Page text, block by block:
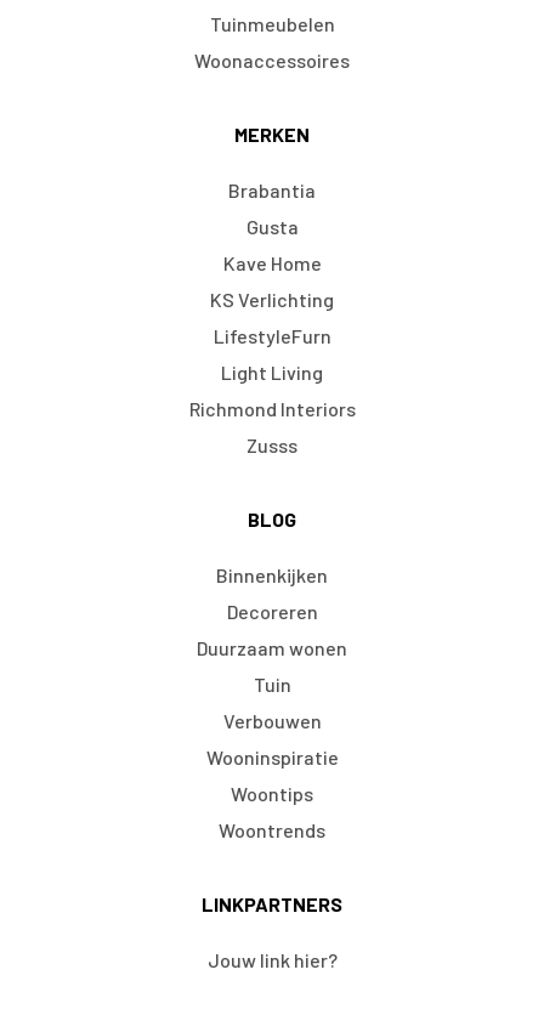
Tuinmeubelen
Woonaccessoires
MERKEN
Brabantia
Gusta
Kave Home
KS Verlichting
LifestyleFurn
Light Living
Richmond Interiors
Zusss
BLOG
Binnenkijken
Decoreren
Duurzaam wonen
Tuin
Verbouwen
Wooninspiratie
Woontips
Woontrends
LINKPARTNERS
Jouw link hier?